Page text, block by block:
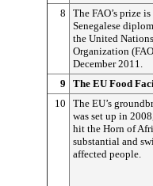
8
The FAO’s prize
Senegalese
the United
Organization
December 2011.
9
The EU Food
10
The EU’s
was set up in
hit the Horn of
substantial and
affected people.